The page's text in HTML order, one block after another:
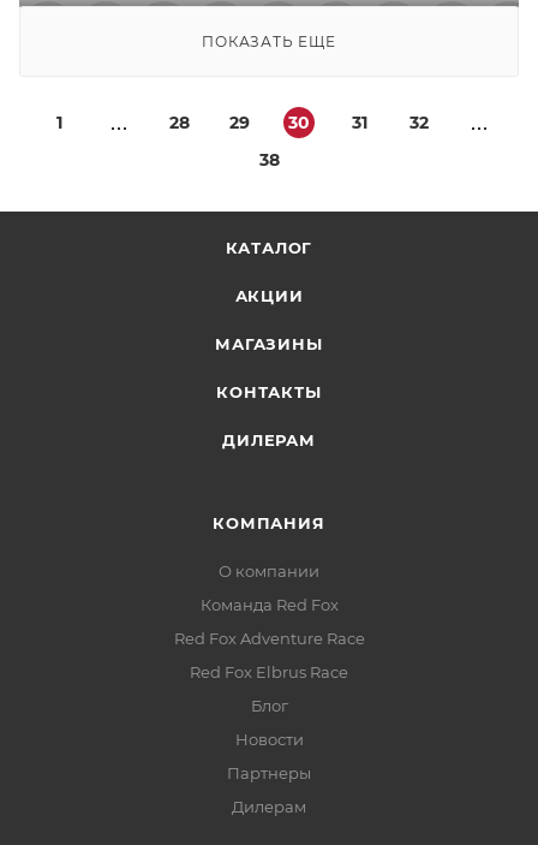
ПОКАЗАТЬ ЕЩЕ
1 28 29 30 31
32
38
КАТАЛОГ
АКЦИИ
МАГАЗИНЫ
КОНТАКТЫ
ДИЛЕРАМ
КОМПАНИЯ
О компании
Команда Red Fox
Red Fox Adventure Race
Red Fox Elbrus Race
Блог
Новости
Партнеры
Дилерам